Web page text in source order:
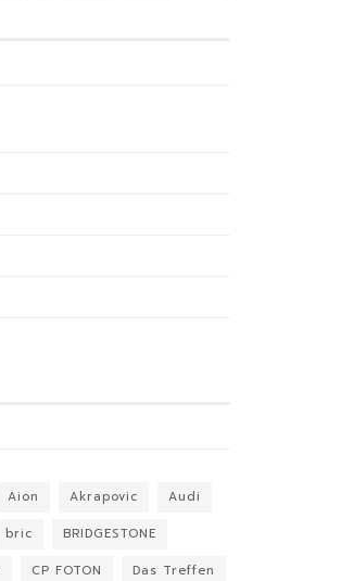
Aion Akrapovic
Audi
bric
BRIDGESTONE
CP FOTON
Das Treffen